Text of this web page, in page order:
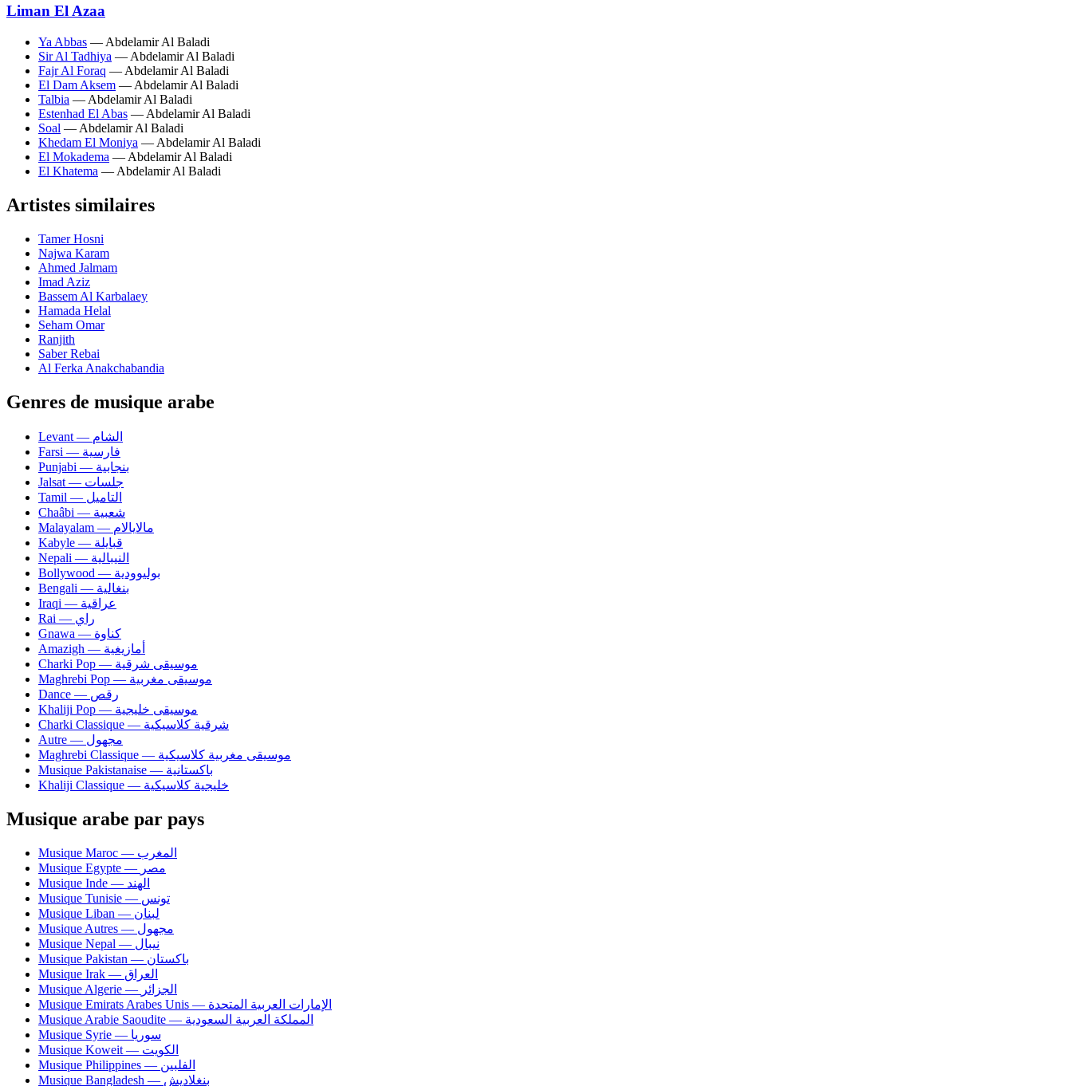
Liman El Azaa
Ya Abbas — Abdelamir Al Baladi
Sir Al Tadhiya — Abdelamir Al Baladi
Fajr Al Foraq — Abdelamir Al Baladi
El Dam Aksem — Abdelamir Al Baladi
Talbia — Abdelamir Al Baladi
Estenhad El Abas — Abdelamir Al Baladi
Soal — Abdelamir Al Baladi
Khedam El Moniya — Abdelamir Al Baladi
El Mokadema — Abdelamir Al Baladi
El Khatema — Abdelamir Al Baladi
Artistes similaires
Tamer Hosni
Najwa Karam
Ahmed Jalmam
Imad Aziz
Bassem Al Karbalaey
Hamada Helal
Seham Omar
Ranjith
Saber Rebai
Al Ferka Anakchabandia
Genres de musique arabe
Levant — الشام
Farsi — فارسية
Punjabi — بنجابية
Jalsat — جلسات
Tamil — التاميل
Chaâbi — شعبية
Malayalam — مالايالام
Kabyle — قبايلة
Nepali — النيبالية
Bollywood — بوليوودية
Bengali — بنغالية
Iraqi — عراقية
Rai — راي
Gnawa — كناوة
Amazigh — أمازيغية
Charki Pop — موسيقى شرقية
Maghrebi Pop — موسيقى مغربية
Dance — رقص
Khaliji Pop — موسيقى خليجية
Charki Classique — شرقية كلاسيكية
Autre — مجهول
Maghrebi Classique — موسيقى مغربية كلاسيكية
Musique Pakistanaise — باكستانية
Khaliji Classique — خليجية كلاسيكية
Musique arabe par pays
Musique Maroc — المغرب
Musique Egypte — مصر
Musique Inde — الهند
Musique Tunisie — تونس
Musique Liban — لبنان
Musique Autres — مجهول
Musique Nepal — نيبال
Musique Pakistan — باكستان
Musique Irak — العراق
Musique Algerie — الجزائر
Musique Emirats Arabes Unis — الإمارات العربية المتحدة
Musique Arabie Saoudite — المملكة العربية السعودية
Musique Syrie — سوريا
Musique Koweit — الكويت
Musique Philippines — الفلبين
Musique Bangladesh — بنغلاديش